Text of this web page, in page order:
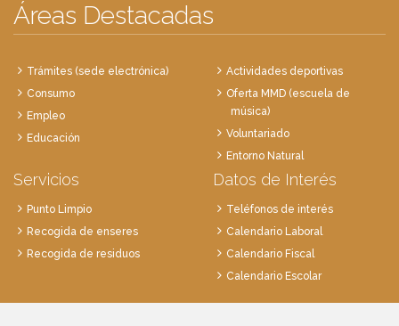
Áreas Destacadas
Trámites (sede electrónica)
Consumo
Empleo
Educación
Actividades deportivas
Oferta MMD (escuela de
música)
Voluntariado
Entorno Natural
Servicios
Punto Limpio
Recogida de enseres
Recogida de residuos
Datos de Interés
Teléfonos de interés
Calendario Laboral
Calendario Fiscal
Calendario Escolar